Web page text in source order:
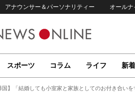
アナウンサー＆パーソナリティー オール
スポーツ コラム ライフ 新
国】「結婚しても小室家と家族としてのお付き合い